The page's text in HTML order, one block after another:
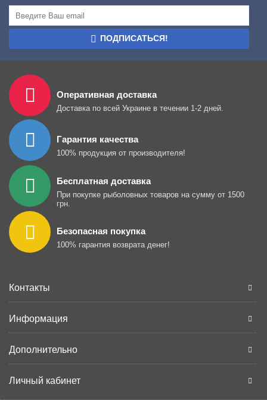
ПОДПИСАТЬСЯ!
Оперативная доставка
Доставка по всей Украине в течении 1-2 дней.
Гарантия качества
100% продукция от производителя!
Бесплатная доставка
При покупке рыболовных товаров на сумму от 1500
грн.
Безопасная покупка
100% гарантия возврата денег!
Контакты
Информация
Дополнительно
Личный кабинет